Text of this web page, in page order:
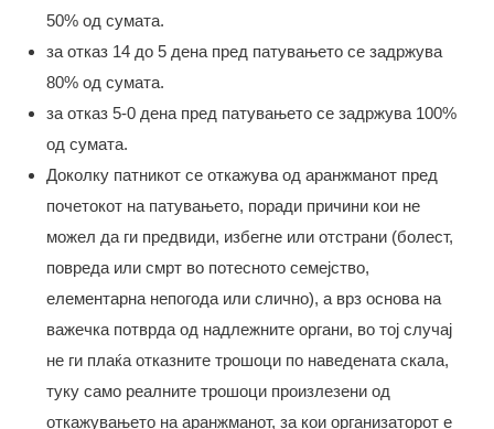
50% од сумата.
за отказ 14 до 5 дена пред патувањето се задржува
80% од сумата.
за отказ 5-0 дена пред патувањето се задржува 100%
од сумата.
Доколку патникот се откажува од аранжманот пред
почетокот на патувањето, поради причини кои не
можел да ги предвиди, избегне или отстрани (болест,
повреда или смрт во потесното семејство,
елементарна непогода или слично), а врз основа на
важечка потврда од надлежните органи, во тој случај
не ги плаќа отказните трошоци по наведената скала,
туку само реалните трошоци произлезени од
откажувањето на аранжманот, за кои организаторот е